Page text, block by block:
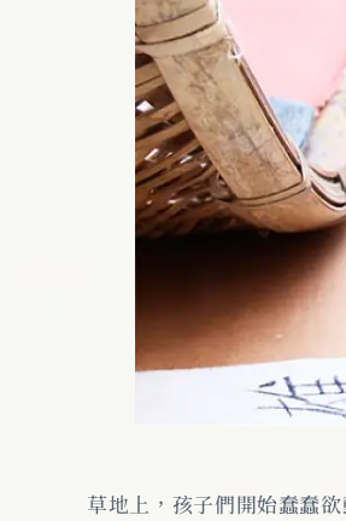
草地上，孩子們開始蠢蠢